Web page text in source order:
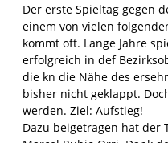
Der erste Spieltag gegen
einem von vielen
kommt oft. Lange Jahre
erfolgreich in def
die kn die Nähe des
bisher nicht geklappt.
werden. Ziel: Aufstieg!
Dazu beigetragen hat der